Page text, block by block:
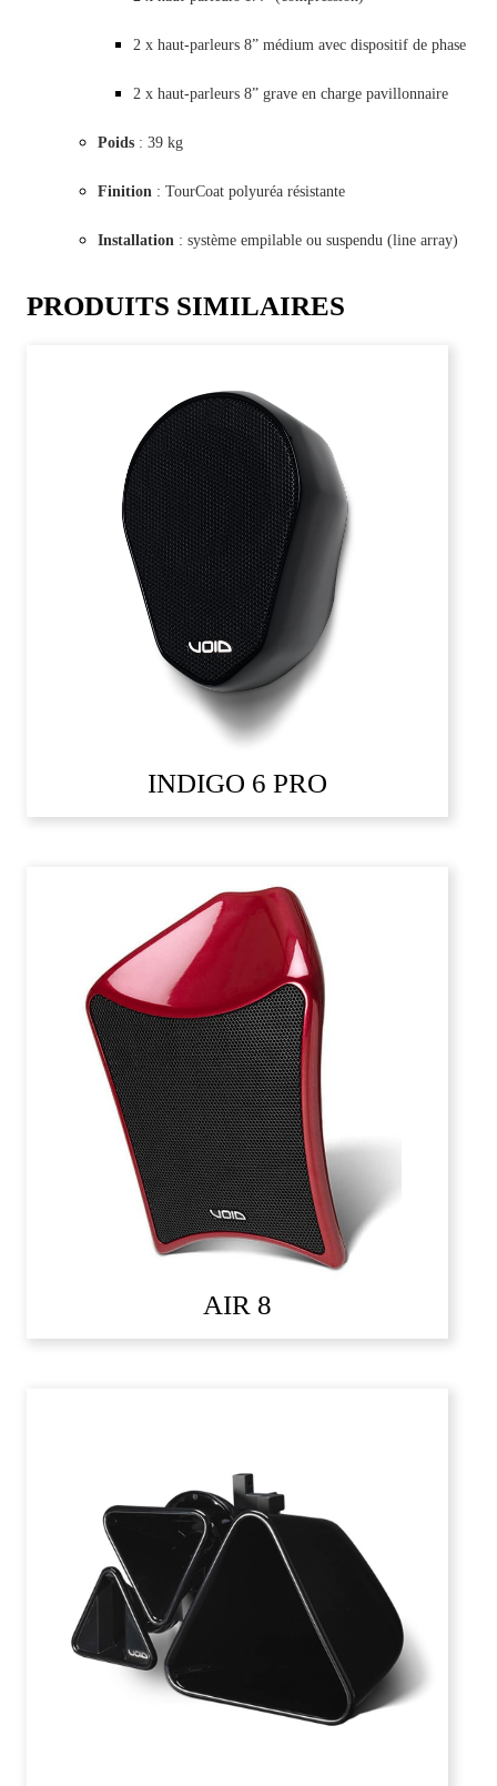
2 x haut-parleurs 8” médium avec dispositif de phase
2 x haut-parleurs 8” grave en charge pavillonnaire
Poids : 39 kg
Finition : TourCoat polyuréa résistante
Installation : système empilable ou suspendu (line array)
PRODUITS SIMILAIRES
INDIGO 6 PRO
AIR 8